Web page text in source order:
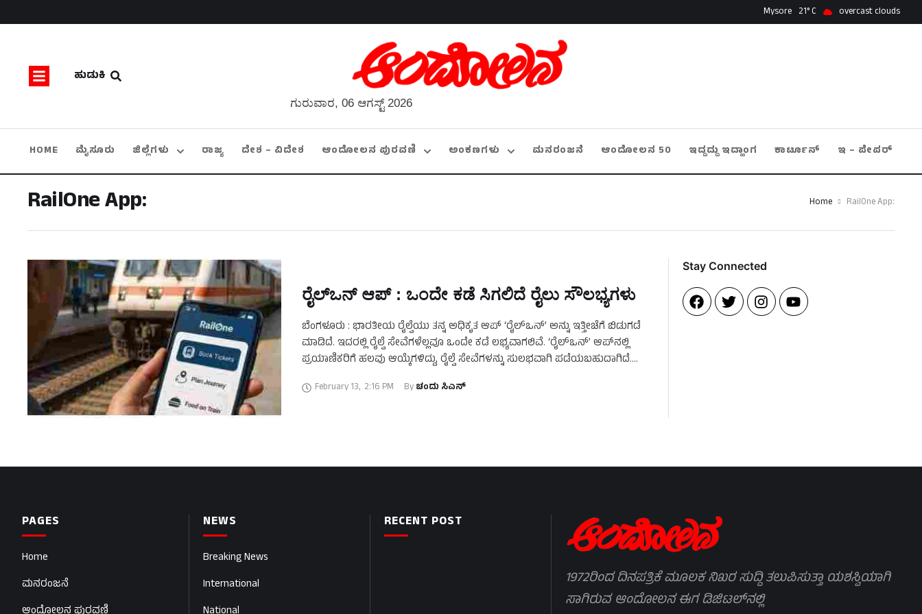
Mysore 21 overcast clouds
ಹುಡುಕಿ
ಗುರುವಾರ, 06 ಆಗಸ್ಟ್ 2026
HOME ಮೈಸೂರು ಜಿಲ್ಲೆಗಳು ರಾಜ್ಯ ದೇಶ – ವಿದೇಶ ಆಂದೋಲನ ಪುರವಣಿ ಅಂಕಣಗಳು ಮನರಂಜನೆ ಆಂದೋಲನ 50 ಇದ್ದದ್ದು ಇದ್ಹಾಂಗ ಕಾರ್ಟೂನ್ ಇ – ಪೇಪರ್
RailOne App: Home RailOne App:
ರೈಲ್‌ಒನ್‌ ಆಪ್‌ : ಒಂದೇ ಕಡೆ ಸಿಗಲಿದೆ ರೈಲು ಸೌಲಭ್ಯಗಳು
ಬೆಂಗಳೂರು : ಭಾರತೀಯ ರೈಲ್ವೆಯು ತನ್ನ ಅಧಿಕೃತ ಆಪ್ ‘ರೈಲ್‌ಒನ್’ ಅನ್ನು ಇತ್ತೀಚೆಗೆ ಬಿಡುಗಡೆ
ಮಾಡಿದೆ. ಇದರಲ್ಲಿ ರೈಲ್ವೆ ಸೇವೆಗಳೆಲ್ಲವೂ ಒಂದೇ ಕಡೆ ಲಭ್ಯವಾಗಲಿವೆ. ‘ರೈಲ್‌ಒನ್’ ಆಪ್‌ನಲ್ಲಿ
ಪ್ರಯಾಣಿಕರಿಗೆ ಹಲವು ಆಯ್ಕೆಗಳಿದ್ದು, ರೈಲ್ವೆ ಸೇವೆಗಳನ್ನು ಸುಲಭವಾಗಿ ಪಡೆಯಬಹುದಾಗಿದೆ.
February 13, 2:16 PM By ಚಂದು ಸಿಎನ್
Stay Connected​
PAGES
Home
ಮನರಂಜನೆ
NEWS
Breaking News
International
RECENT POST
1972ರಿಂದ ದಿನಪತ್ರಿಕೆ ಮೂಲಕ ನಿಖರ ಸುದ್ದಿ ತಲುಪಿಸುತ್ತಾ ಯಶಸ್ವಿಯಾಗಿ
ಸಾಗಿರುವ ಆಂದೋಲನ ಈಗ ಡಿಜಿಟಲ್‌ನಲ್ಲಿ